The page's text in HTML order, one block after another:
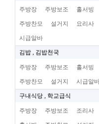
주방장 주방보조 홀서빙
주방찬모 설거지 요리사
시급알바
김밥 , 김밥천국
주방장 주방보조 홀서빙
주방찬모 설거지 시급알
구내식당 , 학교급식
주방장 주방보조 조리사